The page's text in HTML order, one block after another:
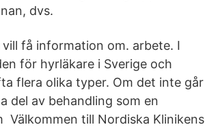
dvs.
få information om. arbete. I
för hyrläkare i Sverige och
flera olika typer. Om det inte går
del av behandling som en
Välkommen till Nordiska Klinikens